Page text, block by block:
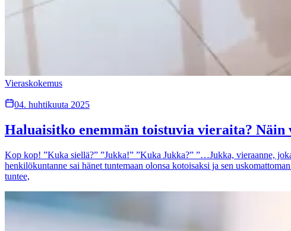
Vieraskokemus
04. huhtikuuta 2025
Haluaisitko enemmän toistuvia vieraita?
Kop kop! ”Kuka siellä?” ”Jukka!” ”Kuka Jukka?” ”…Jukka, vieraanne,
henkilökuntanne sai hänet tuntemaan olonsa kotoisaksi ja sen
tuntee,